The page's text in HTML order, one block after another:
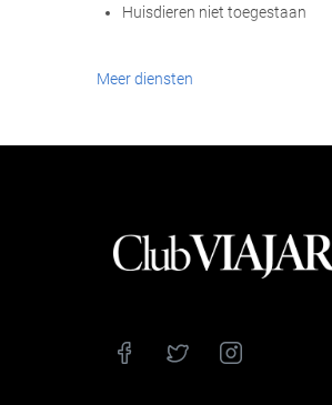
Huisdieren niet toegestaan
Eten en drinken
Bar
Wasservice
Meer diensten